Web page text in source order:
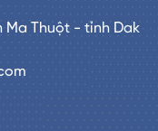
Ma Thuột - tỉnh Dak